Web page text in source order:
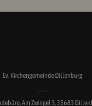
Ev. Kirchengemeinde Dillenburg
Am Zwingel 3, 35683